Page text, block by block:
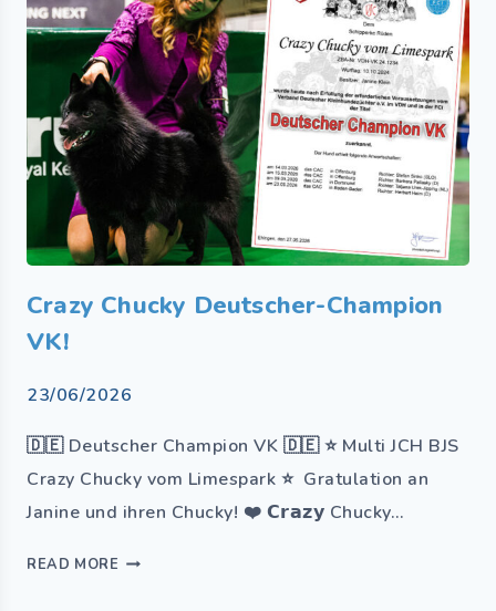
Crazy Chucky Deutscher-Champion
VK!
23/06/2026
🇩🇪 Deutscher Champion VK 🇩🇪 ⭐ Multi JCH BJS
Crazy Chucky vom Limespark ⭐ Gratulation an
Janine und ihren Chucky! ❤️ 𝗖𝗿𝗮𝘇𝘆 Chucky…
READ MORE